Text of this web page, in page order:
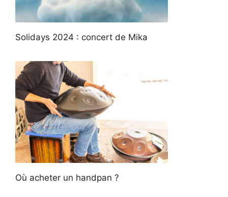
Solidays 2024 : concert de Mika
Où acheter un handpan ?